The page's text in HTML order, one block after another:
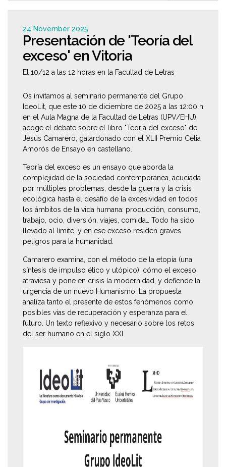
24 November 2025
Presentación de 'Teoría del
exceso' en Vitoria
El 10/12 a las 12 horas en la Facultad de Letras
Os invitamos al seminario permanente del Grupo
IdeoLit, que este 10 de diciembre de 2025 a las 12:00 h
en el Aula Magna de la Facultad de Letras (UPV/EHU),
acoge el debate sobre el libro "Teoría del exceso" de
Jesús Camarero, galardonado con el XLII Premio Celia
Amorós de Ensayo en castellano.
Teoría del exceso es un ensayo que aborda la
complejidad de la sociedad contemporánea, acuciada
por múltiples problemas, desde la guerra y la crisis
ecológica hasta el desafío de la excesividad en todos
los ámbitos de la vida humana: producción, consumo,
trabajo, ocio, diversión, viajes, comida… Todo ha sido
llevado al límite, y en ese exceso residen graves
peligros para la humanidad.
Camarero examina, con el método de la etopía (una
síntesis de impulso ético y utópico), cómo el exceso
atraviesa y pone en crisis la modernidad, y defiende la
urgencia de un nuevo Humanismo. La propuesta
analiza tanto el presente de estos fenómenos como
posibles vías de recuperación y esperanza para el
futuro. Un texto reflexivo y necesario sobre los retos
del ser humano en el siglo XXI.